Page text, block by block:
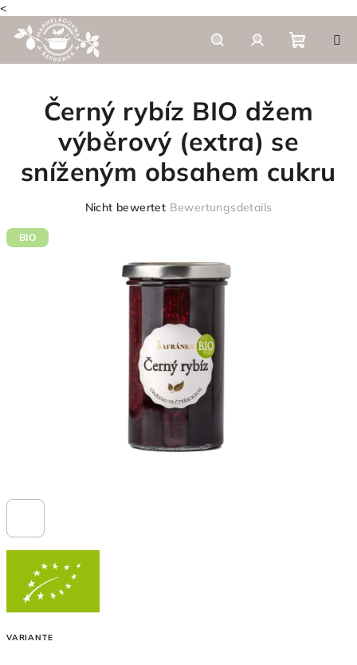
<
Inhalt
springen
SuchenLogin
VARIANTE
Černý rybíz BIO džem
výběrový (extra) se
sníženým obsahem cukru
Produktbewertung
Nicht bewertet Bewertungsdetails
BIO